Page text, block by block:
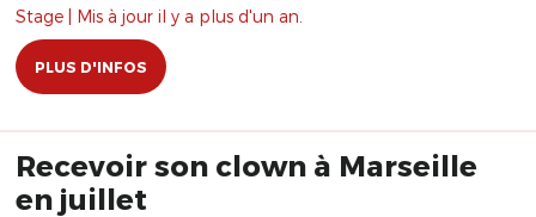
Stage | Mis à jour il y a plus d'un an.
PLUS D'INFOS
Recevoir son clown à Marseille
en juillet